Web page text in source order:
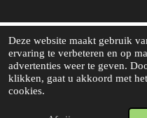
Deze website maakt gebruik
ervaring te verbeteren en op
advertenties weer te geven.
klikken, gaat u akkoord met
cookies.